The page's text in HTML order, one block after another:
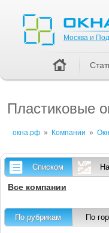
Пластиковые
окна.рф » Компании »
Списком
Все компании
По рубрикам По
Москва и